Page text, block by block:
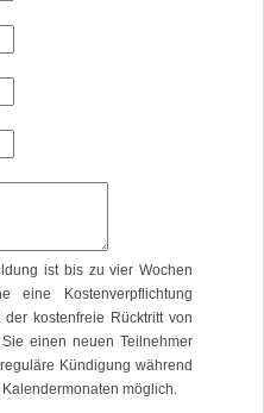
ist bis zu vier Wochen
eine Kostenverpflichtung
kostenfreie Rücktritt von
einen neuen Teilnehmer
Kündigung während
möglich.